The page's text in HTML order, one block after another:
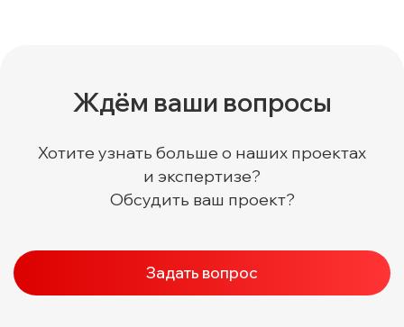
Ждём ваши вопросы
Хотите узнать больше о наших проектах
и экспертизе?
Обсудить ваш проект?
Задать вопрос